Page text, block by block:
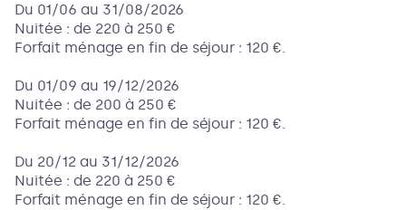
Du 01/06 au 31/08/2026
Nuitée : de 220 à 250 €
Forfait ménage en fin de séjour : 120 €.
Du 01/09 au 19/12/2026
Nuitée : de 200 à 250 €
Forfait ménage en fin de séjour : 120 €.
Du 20/12 au 31/12/2026
Nuitée : de 220 à 250 €
Forfait ménage en fin de séjour : 120 €.